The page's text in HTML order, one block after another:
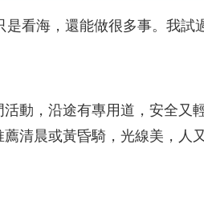
是看海，還能做很多事。我試
活動，沿途有專用道，安全又
清晨或黃昏騎，光線美，人又